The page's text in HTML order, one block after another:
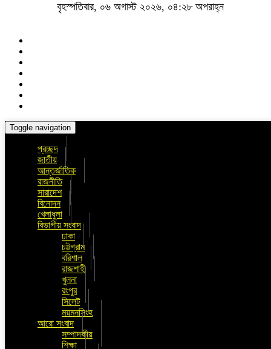
বৃহস্পতিবার, ০৬ অগাস্ট ২০২৬, ০৪:২৮ অপরাহ্ন
Toggle navigation
প্রচ্ছদ
জাতীয়
আন্তর্জাতিক
রাজনীতি
সারাদেশ
বিনোদন
খেলাধুলা
বিভাগীয় সংবাদ
ঢাকা
চট্টগ্রাম
বরিশাল
রাজশাহী
খুলনা
রংপুর
সিলেট
ময়মনসিংহ
আরো সংবাদ
সম্পাদকীয়
শিক্ষা